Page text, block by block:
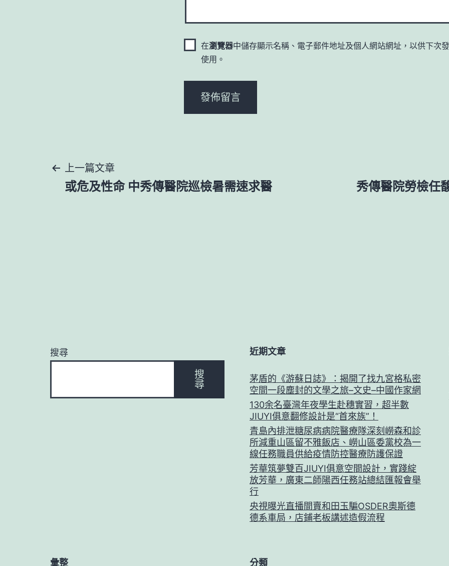
在瀏覽器中儲存顯示名稱、電子郵件地址及個人網站網址，以供下次
使用。
文上一篇文章
或危及性命 中秀傳醫院巡檢暑需速求醫
秀傳醫院勞檢任
搜尋
搜
尋
近期文章
茅盾的《游蘇日誌》：揭開了找九宮格私密
空間一段塵封的文學之旅–文史–中國作家網
130余名臺灣年夜學生赴穗實習，超半數
JIUYI俱意翻修設計是“首來族”！
青島內排泄糖尿病病院醫療隊深刻嶗森和診
所減重山區留不雅飯店、嶗山區委黨校為一
線任務職員供給疫情防控醫療防護保證
芳華筑夢雙百JIUYI俱意空間設計，實踐綻
放芳華，廣東二師陽西任務站總結匯報會舉
行
央視曝光直播間賣和田玉騙OSDER奧斯德
德系車局，店鋪老板講述造假流程
彙整 分類